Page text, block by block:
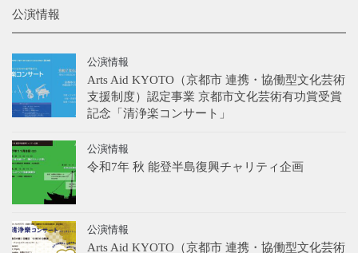
公演情報
公演情報
Arts Aid KYOTO（京都市 連携・協働型文化芸術
支援制度）認定事業 京都市文化芸術有功賞受賞
記念「清浄楽コンサート」
公演情報
令和7年 秋 能登半島復興チャリティ企画
公演情報
Arts Aid KYOTO（京都市 連携・協働型文化芸術